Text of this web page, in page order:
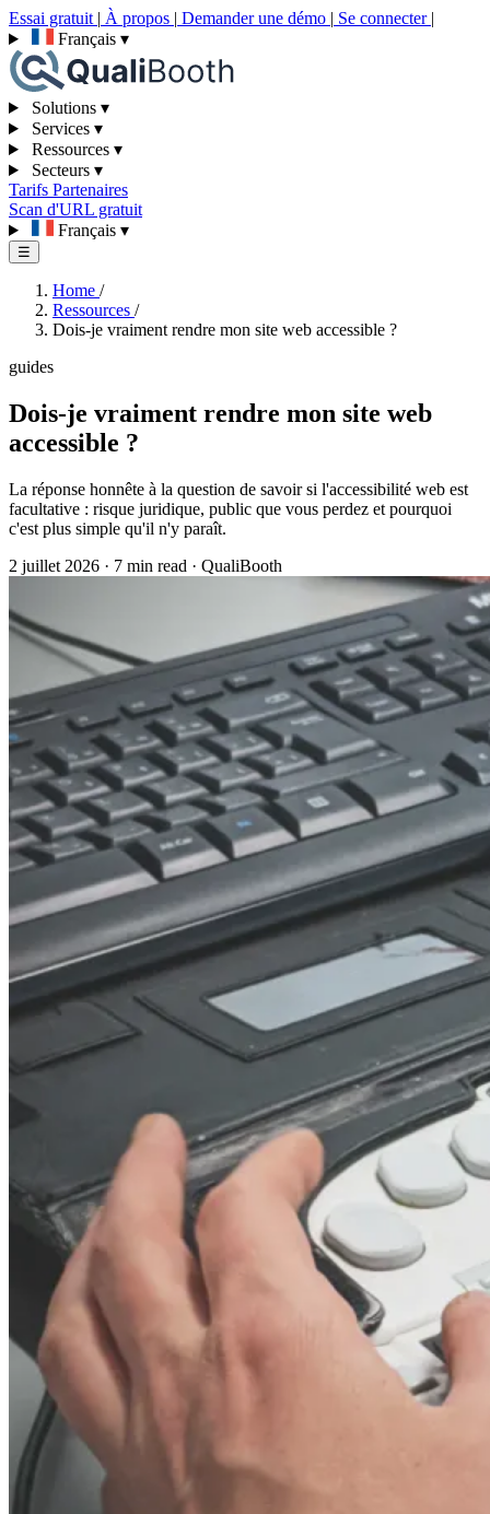
Essai gratuit | À propos | Demander une démo | Se connecter |
Français ▾
Solutions ▾
Services ▾
Ressources ▾
Secteurs ▾
Tarifs Partenaires
Scan d'URL gratuit
Français ▾
☰
Home /
Ressources /
Dois-je vraiment rendre mon site web accessible ?
guides
Dois-je vraiment rendre mon site web
accessible ?
La réponse honnête à la question de savoir si l'accessibilité web est
facultative : risque juridique, public que vous perdez et pourquoi
c'est plus simple qu'il n'y paraît.
2 juillet 2026 · 7 min read · QualiBooth